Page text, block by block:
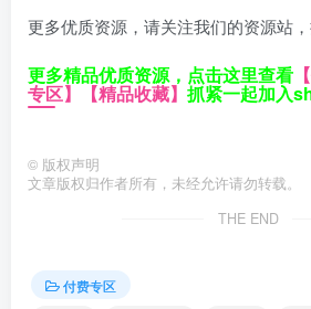
更多优质资源，请关注我们的资源站
更多精品优质资源，点击这里查看
专区】 【精品收藏】 抓紧一起加入
© 版权声明
文章版权归作者所有，未经允许请勿转载。
THE END
付费专区